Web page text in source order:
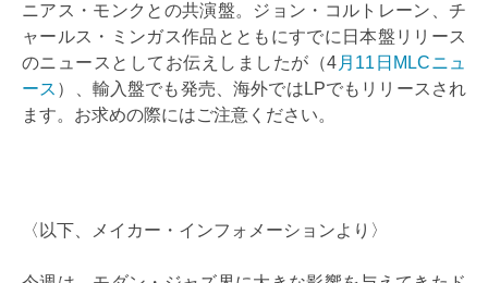
ニアス・モンクとの共演盤。ジョン・コルトレーン、チ
ャールス・ミンガス作品とともにすでに日本盤リリース
のニュースとしてお伝えしましたが（4 月11日MLCニュ
ース ）、輸入盤でも発売、海外ではLPでもリリースされ
ます。お求めの際にはご注意ください。
〈以下、メイカー・インフォメーションより〉